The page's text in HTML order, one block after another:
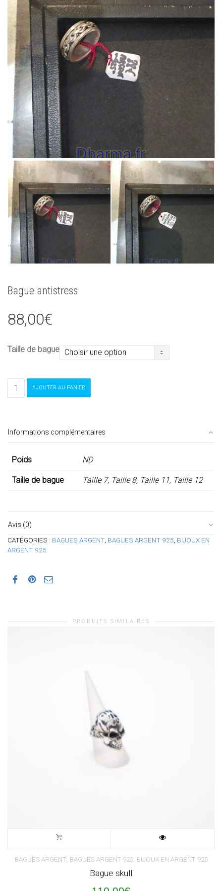
Bague antistress
88,00€
Taille de bague
quantité
AJOUTER AU PANIER
Informations complémentaires
Poids ND
Taille de bague Taille 7, Taille 8, Taille 11, Taille 12
Avis (0)
CATÉGORIES : BAGUES ARGENT, BAGUES ARGENT 925 BIJOUX EN
ARGENT 925
PRODUITS SIMILAIRES
BAGUES ARGENT, BAGUES ARGENT 925, BIJOUX EN ARGENT 925
Bague skull